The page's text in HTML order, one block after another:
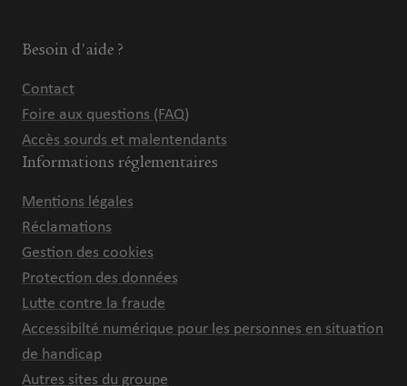
Besoin d'aide ?
Contact
Foire aux questions (FAQ)
Accès sourds et malentendants
Informations réglementaires
Mentions légales
Réclamations
Gestion des cookies
Protection des données
Lutte contre la fraude
Accessibilté numérique pour les personnes en situation
de handicap
Autres sites du groupe